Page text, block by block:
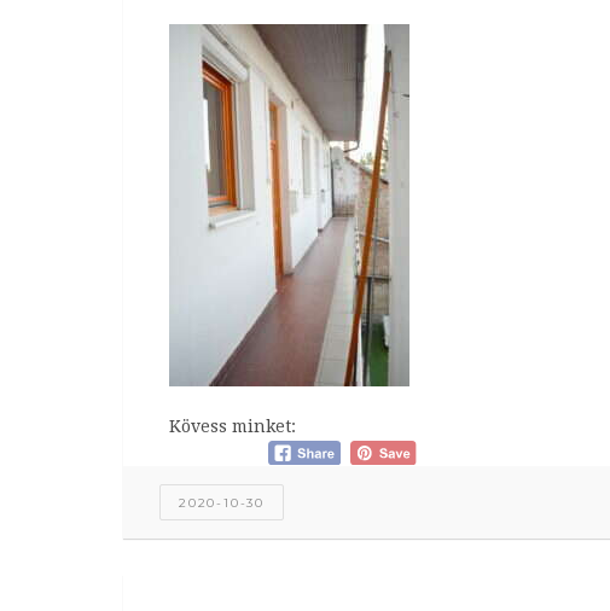
Kövess minket:
2020-10-30